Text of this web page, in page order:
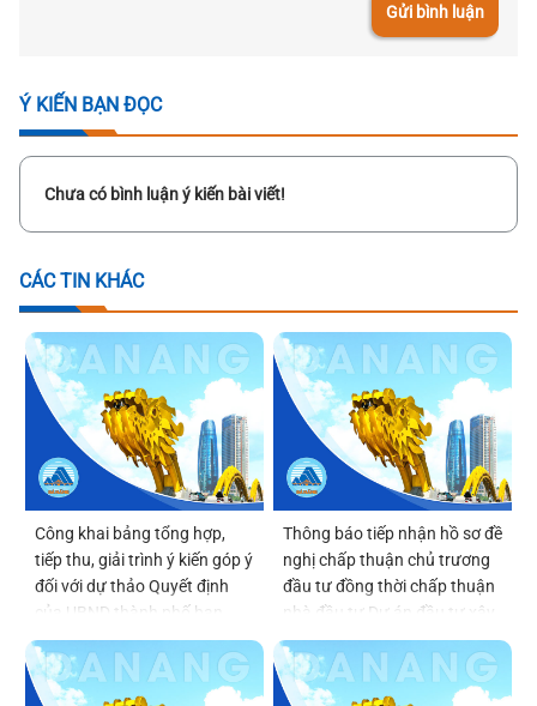
Gửi bình luận
Ý KIẾN BẠN ĐỌC
Chưa có bình luận ý kiến bài viết!
CÁC TIN KHÁC
Công khai bảng tổng hợp,
tiếp thu, giải trình ý kiến góp ý
đối với dự thảo Quyết định
của UBND thành phố ban
hành Quy chế tổ chức và
hoạt động của thôn, tổ dân
phố
Thông báo tiếp nhận hồ sơ đề
nghị chấp thuận chủ trương
đầu tư đồng thời chấp thuận
nhà đầu tư Dự án đầu tư xây
dựng và kinh doanh kết cấu
hạ tầng khu chức năng tại vị
trí số 6 thuộc Khu thương